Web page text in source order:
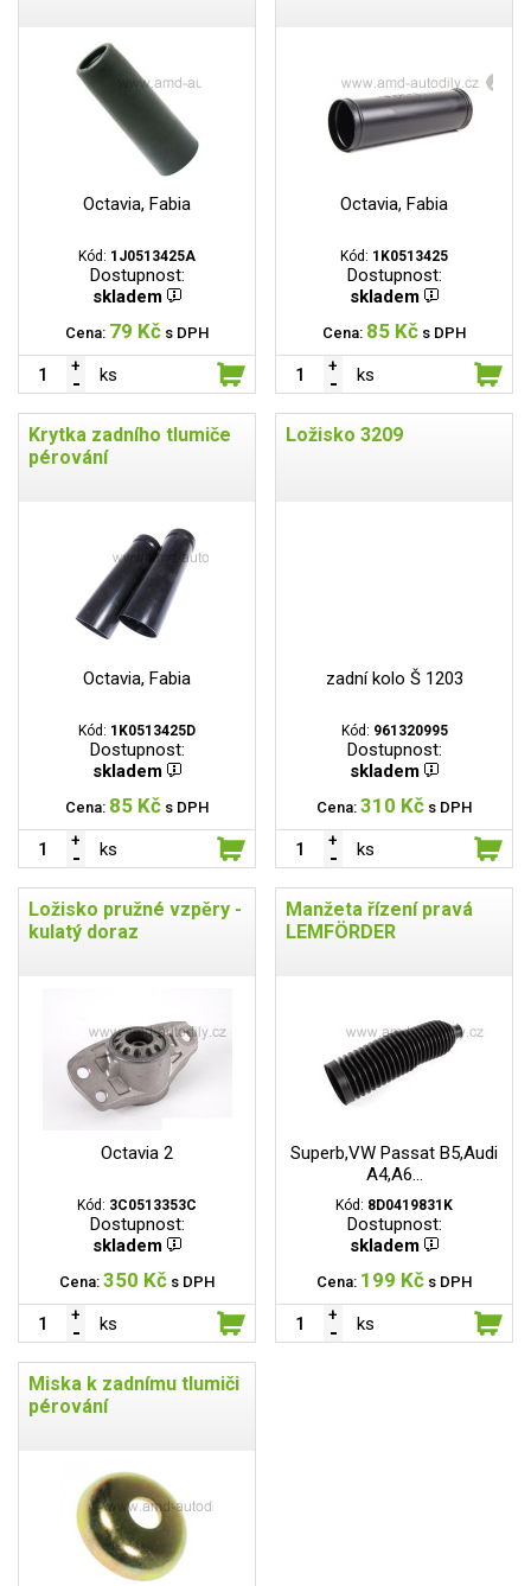
Octavia, Fabia
Kód: 1J0513425A
Dostupnost:
skladem
Cena: 79 Kč s DPH
ks
Octavia, Fabia
Kód: 1K0513425
Dostupnost:
skladem
Cena: 85 Kč s DPH
ks
Krytka zadního tlumiče
pérování
Octavia, Fabia
Kód: 1K0513425D
Dostupnost:
skladem
Cena: 85 Kč s DPH
ks
Ložisko 3209
zadní kolo Š 1203
Kód: 961320995
Dostupnost:
skladem
Cena: 310 Kč s DPH
ks
Ložisko pružné vzpěry -
kulatý doraz
Octavia 2
Kód: 3C0513353C
Dostupnost:
skladem
Cena: 350 Kč s DPH
ks
Manžeta řízení pravá
LEMFÖRDER
Superb,VW Passat B5,Audi
A4,A6...
Kód: 8D0419831K
Dostupnost:
skladem
Cena: 199 Kč s DPH
ks
Miska k zadnímu tlumiči
pérování